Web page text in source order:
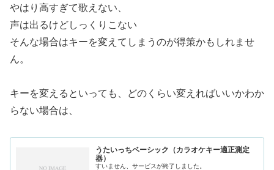
やはり高すぎて歌えない、
声は出るけどしっくりこない
そんな場合はキーを変えてしまうのが得策かもしれませ
ん。
キーを変えるといっても、どのくらい変えればいいかわか
らない場合は、
うたいっちベーシック（カラオケキー適正測定
器）
すいません、サービスが終了しました。